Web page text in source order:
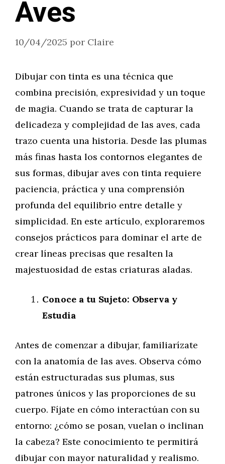
Aves
10/04/2025 por Claire
Dibujar con tinta es una técnica que
combina precisión, expresividad y un toque
de magia. Cuando se trata de capturar la
delicadeza y complejidad de las aves, cada
trazo cuenta una historia. Desde las plumas
más finas hasta los contornos elegantes de
sus formas, dibujar aves con tinta requiere
paciencia, práctica y una comprensión
profunda del equilibrio entre detalle y
simplicidad. En este artículo, exploraremos
consejos prácticos para dominar el arte de
crear líneas precisas que resalten la
majestuosidad de estas criaturas aladas.
Conoce a tu Sujeto: Observa y
Estudia
Antes de comenzar a dibujar, familiarízate
con la anatomía de las aves. Observa cómo
están estructuradas sus plumas, sus
patrones únicos y las proporciones de su
cuerpo. Fíjate en cómo interactúan con su
entorno: ¿cómo se posan, vuelan o inclinan
la cabeza? Este conocimiento te permitirá
dibujar con mayor naturalidad y realismo.